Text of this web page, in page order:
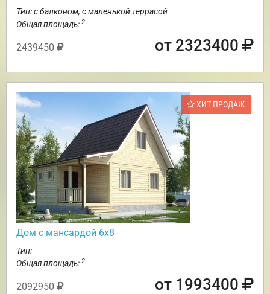
Тип: с балконом, с маленькой террасой
Общая площадь: 2
2439450 от 2323400
ХИТ ПРОДАЖ
Дом с мансардой 6х8
Тип:
Общая площадь: 2
2092950 от 1993400